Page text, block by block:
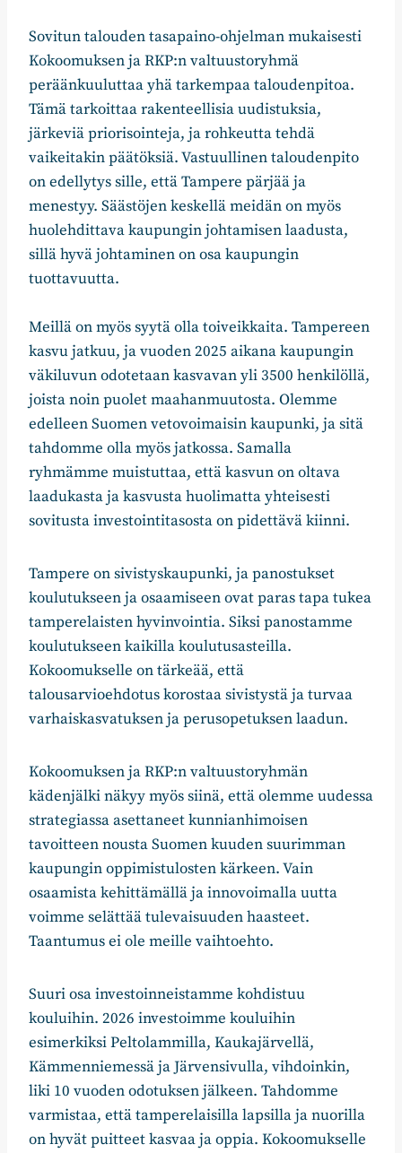
Sovitun talouden tasapaino-ohjelman mukaisesti
Kokoomuksen ja RKP:n valtuustoryhmä
peräänkuuluttaa yhä tarkempaa taloudenpitoa.
Tämä tarkoittaa rakenteellisia uudistuksia,
järkeviä priorisointeja, ja rohkeutta tehdä
vaikeitakin päätöksiä. Vastuullinen taloudenpito
on edellytys sille, että Tampere pärjää ja
menestyy. Säästöjen keskellä meidän on myös
huolehdittava kaupungin johtamisen laadusta,
sillä hyvä johtaminen on osa kaupungin
tuottavuutta.
Meillä on myös syytä olla toiveikkaita. Tampereen
kasvu jatkuu, ja vuoden 2025 aikana kaupungin
väkiluvun odotetaan kasvavan yli 3500 henkilöllä,
joista noin puolet maahanmuutosta. Olemme
edelleen Suomen vetovoimaisin kaupunki, ja sitä
tahdomme olla myös jatkossa. Samalla
ryhmämme muistuttaa, että kasvun on oltava
laadukasta ja kasvusta huolimatta yhteisesti
sovitusta investointitasosta on pidettävä kiinni.
Tampere on sivistyskaupunki, ja panostukset
koulutukseen ja osaamiseen ovat paras tapa tukea
tamperelaisten hyvinvointia. Siksi panostamme
koulutukseen kaikilla koulutusasteilla.
Kokoomukselle on tärkeää, että
talousarvioehdotus korostaa sivistystä ja turvaa
varhaiskasvatuksen ja perusopetuksen laadun.
Kokoomuksen ja RKP:n valtuustoryhmän
kädenjälki näkyy myös siinä, että olemme uudessa
strategiassa asettaneet kunnianhimoisen
tavoitteen nousta Suomen kuuden suurimman
kaupungin oppimistulosten kärkeen. Vain
osaamista kehittämällä ja innovoimalla uutta
voimme selättää tulevaisuuden haasteet.
Taantumus ei ole meille vaihtoehto.
Suuri osa investoinneistamme kohdistuu
kouluihin. 2026 investoimme kouluihin
esimerkiksi Peltolammilla, Kaukajärvellä,
Kämmenniemessä ja Järvensivulla, vihdoinkin,
liki 10 vuoden odotuksen jälkeen. Tahdomme
varmistaa, että tamperelaisilla lapsilla ja nuorilla
on hyvät puitteet kasvaa ja oppia. Kokoomukselle